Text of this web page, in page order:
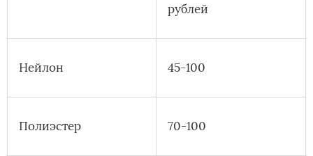
рублей
Нейлон 45-100
Полиэстер 70-100